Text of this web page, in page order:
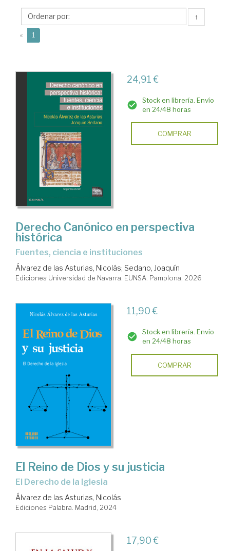
las
Asturias,
↑
« 1
24,91 €
Stock en librería. Envío
en 24/48 horas
COMPRAR
Derecho Canónico en perspectiva
histórica
Fuentes, ciencia e instituciones
Álvarez de las Asturias, Nicolás; Sedano, Joaquín
Ediciones Universidad de Navarra. EUNSA. Pamplona, 2026
11,90 €
Stock en librería. Envío
en 24/48 horas
COMPRAR
El Reino de Dios y su justicia
el Derecho de la Iglesia
Álvarez de las Asturias, Nicolás
Ediciones Palabra. Madrid, 2024
17,90 €